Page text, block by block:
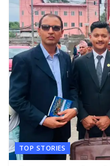
TOP STORIES